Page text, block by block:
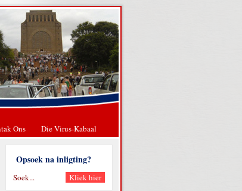
Ons Die Virus-Kabaal
Opsoek na inligting?